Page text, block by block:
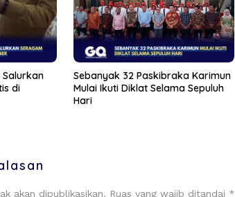
di
Sebanyak 32 Paskibraka Karimun
Mulai Ikuti Diklat Selama Sepuluh
Hari
akan dipublikasikan. Ruas yang wajib ditandai *